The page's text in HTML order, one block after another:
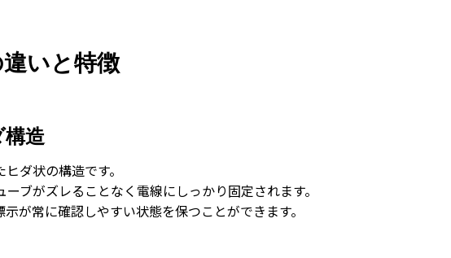
いと特徴
造
ダ状の構造です。
ブがズレることなく電線にしっかり固定されます。
が常に確認しやすい状態を保つことができます。